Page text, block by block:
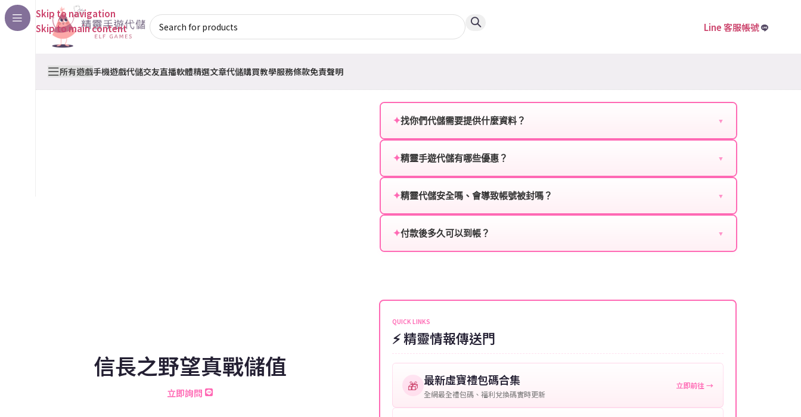
Skip to navigation
Skip to main content
Line 客服帳號
所有遊戲手機遊戲代儲交友直播軟體精選文章代儲購買教學服務條款免責聲明
信長之野望真戰儲值
立即詢問
✦找你們代儲需要提供什麼資料？ ▼
登入方式：您的遊戲登入方式（如Facebook、Google等）。
遊戲帳號：您的遊戲帳號或ID。
購買截圖：所購買商品的截圖以作確認。
提供這些信息能幫助我們更快地處理您的代儲需求，確保您盡享遊戲樂趣！
✦精靈手遊代儲有哪些優惠？ ▼
活動，儲值最低6折起，讓玩家隨時都能享有優惠價格。
✦精靈代儲安全嗎、會導致帳號被封嗎？ ▼
或異常儲值管道。您獲得的遊戲商品與官方購買的內容相同，可以安心使用。
✦付款後多久可以到帳？ ▼
QUICK LINKS
⚡ 精靈情報傳送門
🎁 最新虛寶禮包碼合集
全網最全禮包碼、福利兌換碼實時更新
立即前往 →